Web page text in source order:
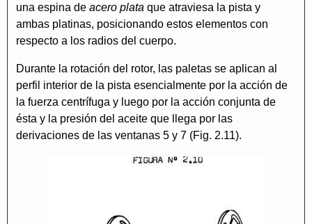
una espina de acero plata que atraviesa la pista y
ambas platinas, posicionando estos elementos con
respecto a los radios del cuerpo.
Durante la rotación del rotor, las paletas se aplican al
perfil interior de la pista esencialmente por la acción de
la fuerza centrífuga y luego por la acción conjunta de
ésta y la presión del aceite que llega por las
derivaciones de las ventanas 5 y 7 (Fig. 2.11).